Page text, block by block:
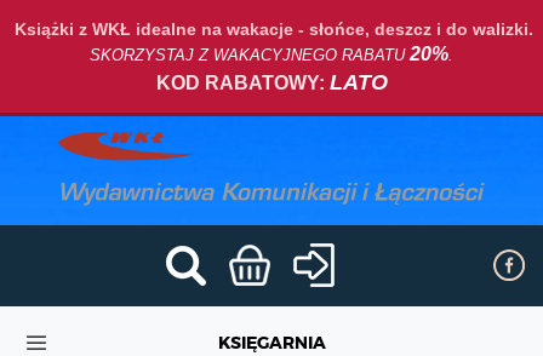
Książki z WKŁ idealne na wakacje - słońce, deszcz i do walizki.
SKORZYSTAJ Z WAKACYJNEGO RABATU20%.
KOD RABATOWY: LATO
KSIĘGARNIA